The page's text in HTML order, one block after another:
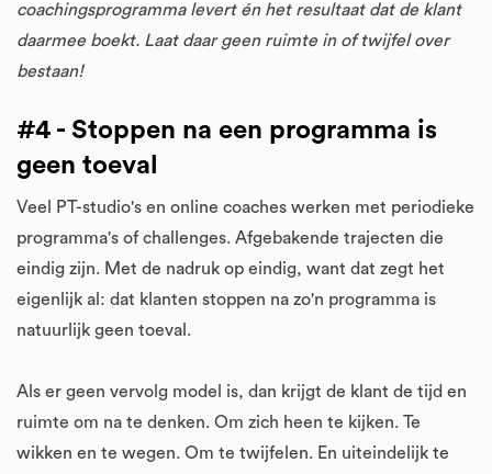
coachingsprogramma levert én het resultaat dat de klant
daarmee boekt. Laat daar geen ruimte in of twijfel over
bestaan!
#4 - Stoppen na een programma is
geen toeval
Veel PT-studio's en online coaches werken met periodieke
programma's of challenges. Afgebakende trajecten die
eindig zijn. Met de nadruk op eindig, want dat zegt het
eigenlijk al: dat klanten stoppen na zo'n programma is
natuurlijk geen toeval.
Als er geen vervolg model is, dan krijgt de klant de tijd en
ruimte om na te denken. Om zich heen te kijken. Te
wikken en te wegen. Om te twijfelen. En uiteindelijk te